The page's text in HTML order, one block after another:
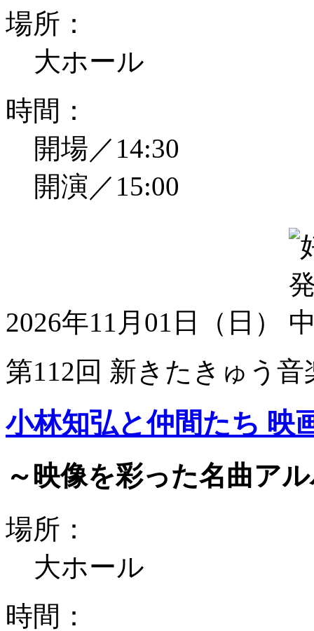
場所：
大ホール
時間：
開場／14:30
開演／15:00
2026年11月01日（日）
第112回 新きたきゅう音
小林知弘と仲間たち 映
～映像を彩った名曲ア
場所：
大ホール
時間：